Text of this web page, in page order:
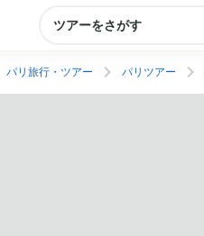
ツアーをさがす
パリ旅行・ツアー パリツアー